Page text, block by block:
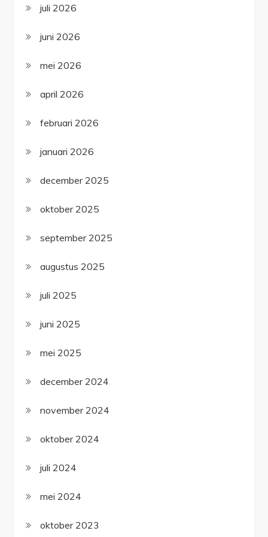
juli 2026
juni 2026
mei 2026
april 2026
februari 2026
januari 2026
december 2025
oktober 2025
september 2025
augustus 2025
juli 2025
juni 2025
mei 2025
december 2024
november 2024
oktober 2024
juli 2024
mei 2024
oktober 2023